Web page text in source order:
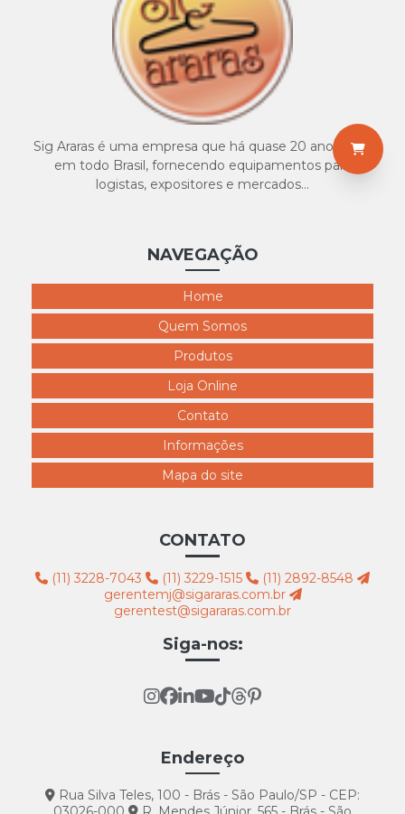
7020 puf de 3 lugaes 300x300
7021 escada banqueta 300x300
7022 escada aluminio 3 degraus 300x300
7023 escada aluminio 5 degraus 300x300
7024 escada aluminio 7 degraus 300x300
Sig Araras é uma empresa que há quase 20 anos atua
em todo Brasil, fornecendo equipamentos para
logistas, expositores e mercados...
NAVEGAÇÃO
Home
Quem Somos
Produtos
Loja Online
Contato
Informações
Mapa do site
CONTATO
(11) 3228-7043 (11) 3229-1515
(11) 2892-8548
gerentemj@sigararas.com.br
gerentest@sigararas.com.br
Siga-nos:
Endereço
Rua Silva Teles, 100 - Brás - São Paulo/SP - CEP: